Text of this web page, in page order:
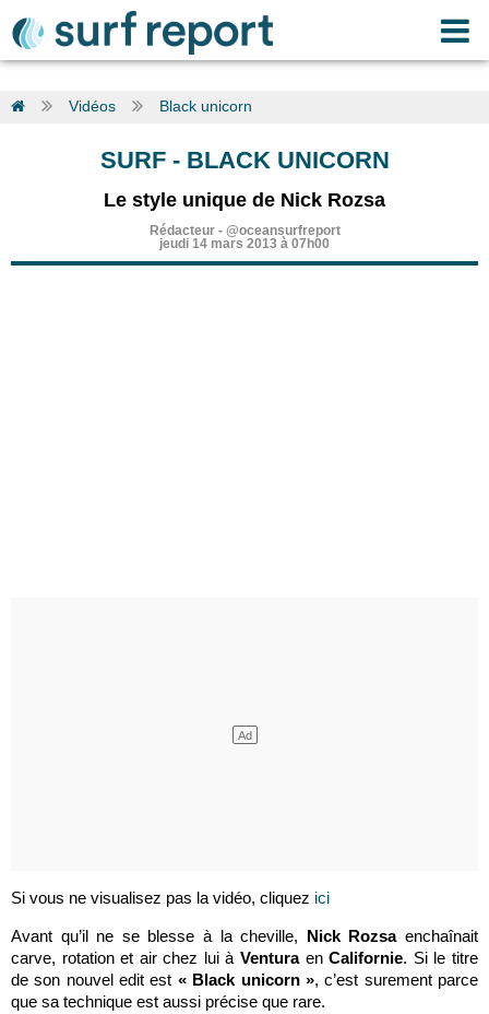
Vidéos Black unicorn
SURF- BLACK UNICORN
Le style unique de Nick Rozsa
Rédacteur- @oceansurfreport
jeudi 14 mars 2013 à 07h00
Si vous ne visualisez pas la vidéo, cliquez ici
Avant qu’il ne se blesse à la cheville, Nick Rozsaenchaînait
carve, rotation et air chez lui àVenturaenCalifornie. Si le titre
de son nouvel edit est « Black unicorn », c’est surement parce
que sa technique est aussi précise que rare.